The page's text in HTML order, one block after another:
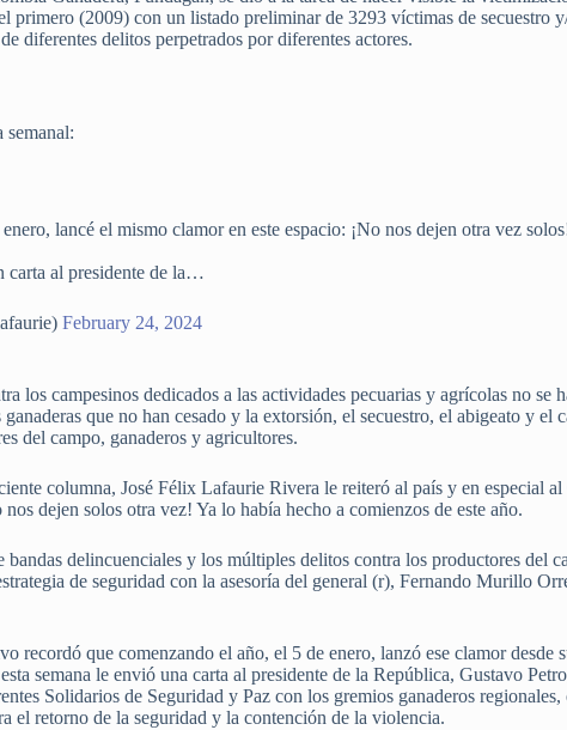
primero (2009) con un listado preliminar de 3293 víctimas de secuestro
diferentes delitos perpetrados por diferentes actores.
lancé el mismo clamor en este espacio: ¡No nos dejen otra vez
carta al presidente de la…
February 24, 2024
los campesinos dedicados a las actividades pecuarias y agrícolas no se
que no han cesado y la extorsión, el secuestro, el abigeato y el
del campo, ganaderos y agricultores.
columna, José Félix Lafaurie Rivera le reiteró al país y en especial
nos dejen solos otra vez! Ya lo había hecho a comienzos de este año.
bandas delincuenciales y los múltiples delitos contra los productores del
de seguridad con la asesoría del general (r), Fernando Murillo
recordó que comenzando el año, el 5 de enero, lanzó ese clamor
semana le envió una carta al presidente de la República, Gustavo
Solidarios de Seguridad y Paz con los gremios ganaderos
el retorno de la seguridad y la contención de la violencia.